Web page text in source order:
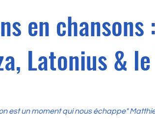
en chansons
Latonius & le
est un moment qui nous échappe"